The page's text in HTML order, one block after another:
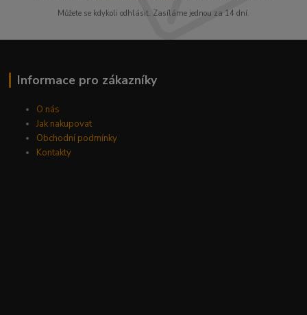
Můžete se kdykoli odhlásit. Zasíláme jednou za 14 dní.
Informace pro zákazníky
O nás
Jak nakupovat
Obchodní podmínky
Kontakty